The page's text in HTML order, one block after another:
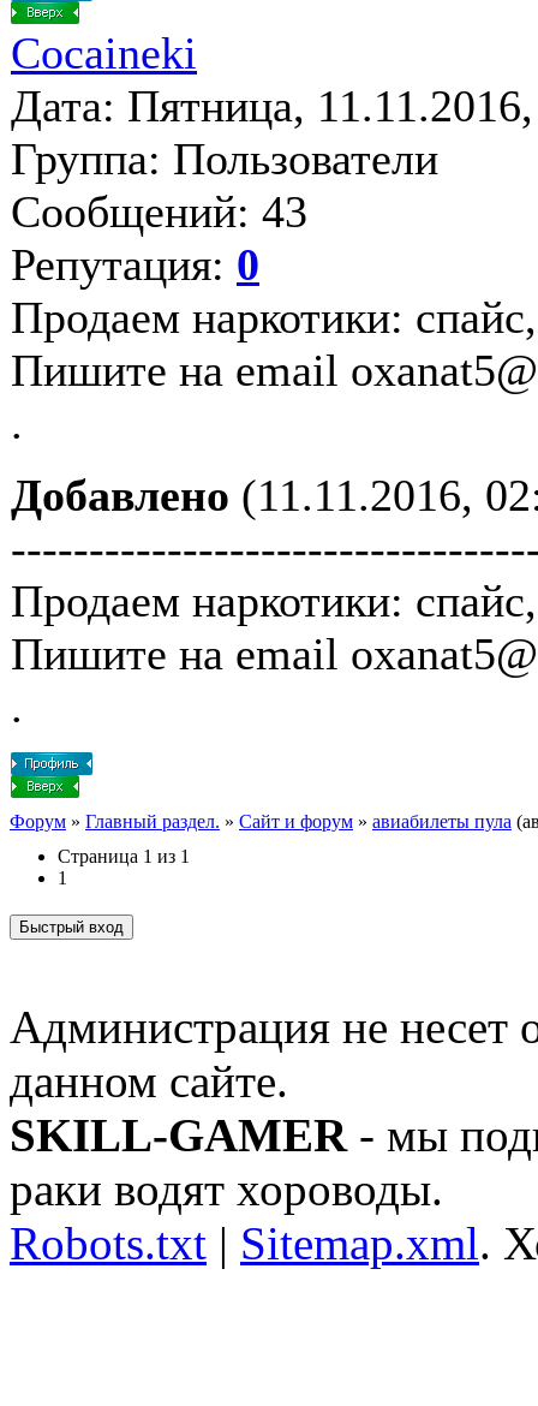
Cocaineki
Дата: Пятница,
Группа: Пользователи
Сообщений: 43
Репутация: 0
Продаем наркотики:
Пишите на email
.
Добавлено (11.11.2016,
Продаем наркотики:
Пишите на email
.
Форум » Главный раздел. » Сайт и форум » авиабилеты пула
Страница 1 из 1
1
Администрация не несет
данном сайте.
SKILL-GAMER- мы
раки водят хороводы.
Robots.txt | Sitemap.xml.